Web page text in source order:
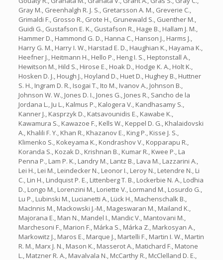
Gray M., Greenhalgh R. J. S., Gretarsson A. M., Greverie C.,
Grimaldi F., Grosso R., Grote H., Grunewald S., Guenther M.,
Guidi G., Gustafson E. K., Gustafson R., Hage B., Hallam J. M.,
Hammer D., Hammond G. D., Hanna C., Hanson J., Harms J.,
Harry G. M., Harry I. W., Harstad E. D., Haughian K., Hayama K.,
Heefner J., Heitmann H., Hello P., Heng I. S., Heptonstall A.,
Hewitson M., Hild S., Hirose E., Hoak D., Hodge K. A., Holt K.,
Hosken D. J., Hough J., Hoyland D., Huet D., Hughey B., Huttner
S. H., Ingram D. R., Isogai T., Ito M., Ivanov A., Johnson B.,
Johnson W. W., Jones D. I., Jones G., Jones R., Sancho de la
Jordana L., Ju L., Kalmus P., Kalogera V., Kandhasamy S.,
Kanner J., Kasprzyk D., Katsavounidis E., Kawabe K.,
Kawamura S., Kawazoe F., Kells W., Keppel D. G., Khalaidovski
A., Khalili F. Y., Khan R., Khazanov E., King P., Kisse J. S.,
Klimenko S., Kokeyama K., Kondrashov V., Kopparapu R.,
Koranda S., Kozak D., Krishnan B., Kumar R., Kwee P., La
Penna P., Lam P. K., Landry M., Lantz B., Lava M., Lazzarini A.,
Lei H., Lei M., Leindecker N., Leonor I., Leroy N., Letendre N., Li
C., Lin H., Lindquist P. E., Littenberg T. B., Lockerbie N. A., Lodhia
D., Longo M., Lorenzini M., Loriette V., Lormand M., Losurdo G.,
Lu P., Lubinski M., Lucianetti A., Lück H., Machenschalk B.,
MacInnis M., Mackowski J.-M., Mageswaran M., Mailand K.,
Majorana E., Man N., Mandel I., Mandic V., Mantovani M.,
Marchesoni F., Marion F., Márka S., Márka Z., Markosyan A.,
Markowitz J., Maros E., Marque J., Martelli F., Martin I. W., Martin
R. M., Marx J. N., Mason K., Masserot A., Matichard F., Matone
L., Matzner R. A., Mavalvala N., McCarthy R., McClelland D. E.,